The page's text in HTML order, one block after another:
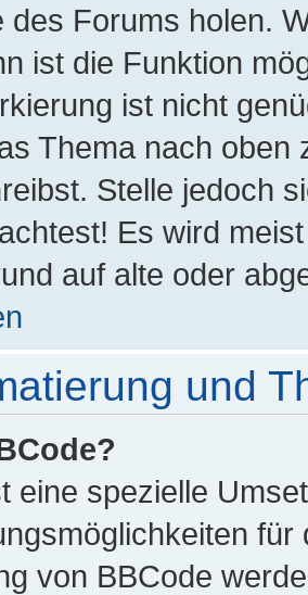
des Forums holen.
ist die Funktion
ist nicht
Thema nach oben
Stelle jedoch
Es wird
auf alte oder
und
eine spezielle
von BBCode